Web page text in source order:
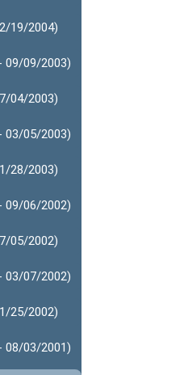
19/2004)
09/09/2003)
04/2003)
03/05/2003)
28/2003)
09/06/2002)
05/2002)
03/07/2002)
25/2002)
08/03/2001)